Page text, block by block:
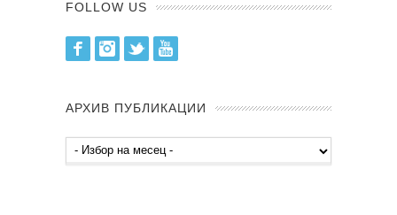
FOLLOW US
FacebookInstagram
Twitter
АРХИВ ПУБЛИКАЦИИ
Архив
публикации